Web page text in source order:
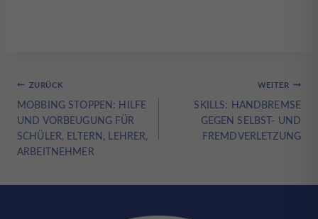
Beitragsnavigation
ZURÜCK
MOBBING STOPPEN: HILFE
UND VORBEUGUNG FÜR
SCHÜLER, ELTERN, LEHRER,
ARBEITNEHMER
WEITER
SKILLS: HANDBREMSE
GEGEN SELBST- UND
FREMDVERLETZUNG